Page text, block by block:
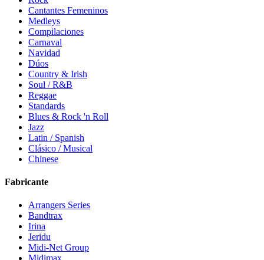
Cantantes Femeninos
Medleys
Compilaciones
Carnaval
Navidad
Dúos
Country & Irish
Soul / R&B
Reggae
Standards
Blues & Rock 'n Roll
Jazz
Latin / Spanish
Clásico / Musical
Chinese
Fabricante
Arrangers Series
Bandtrax
Irina
Jeridu
Midi-Net Group